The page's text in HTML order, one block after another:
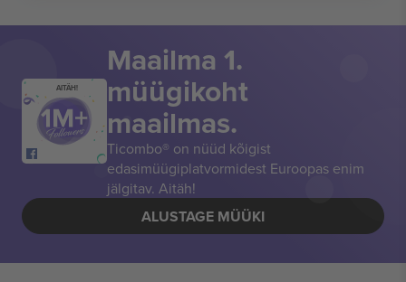
AITÄH!
Maailma 1.
müügikoht
maailmas.
Ticombo® on nüüd kõigist
edasimüügiplatvormidest Euroopas enim
jälgitav. Aitäh!
ALUSTAGE MÜÜKI